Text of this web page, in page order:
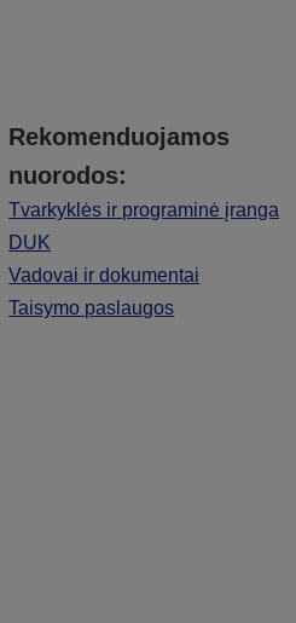
Rekomenduojamos
nuorodos:
Tvarkyklės ir programinė įranga
DUK
Vadovai ir dokumentai
Taisymo paslaugos